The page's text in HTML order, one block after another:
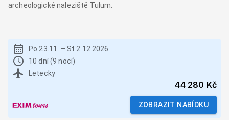
archeologické naleziště Tulum.
Po 23.11. – St 2.12.2026
10 dní (9 nocí)
Letecky
44 280 Kč
ZOBRAZIT NABÍDKU